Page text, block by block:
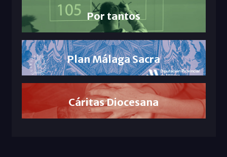
Por tantos
Plan Málaga Sacra
Cáritas Diocesana